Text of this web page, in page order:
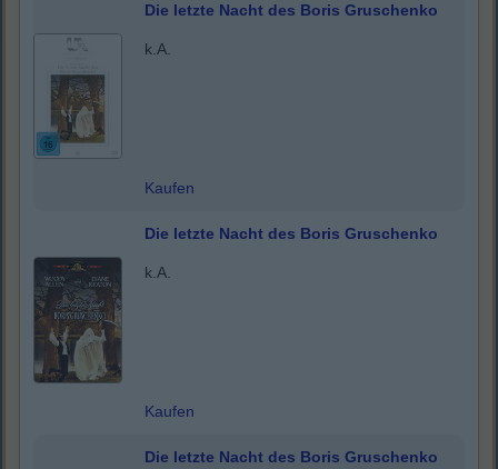
Die letzte Nacht des Boris Gruschenko
k.A.
Kaufen
Die letzte Nacht des Boris Gruschenko
k.A.
Kaufen
Die letzte Nacht des Boris Gruschenko